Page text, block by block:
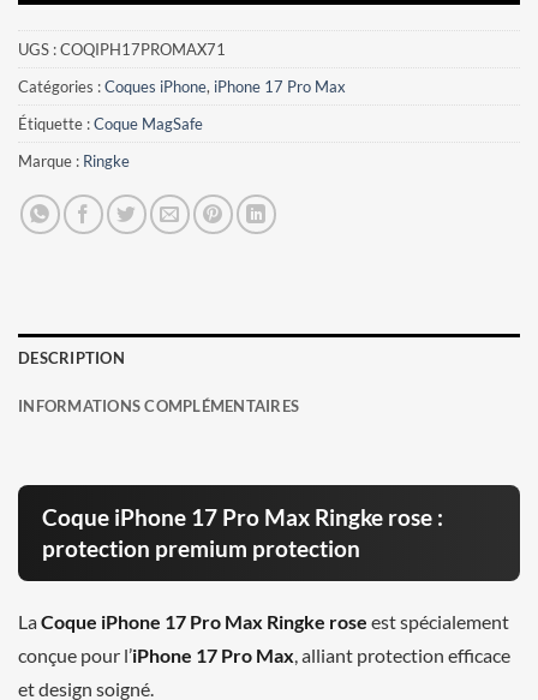
UGS :COQIPH17PROMAX71
Catégories :Coques iPhone, iPhone 17 Pro Max
Étiquette :Coque MagSafe
Marque : Ringke
DESCRIPTION
INFORMATIONS COMPLÉMENTAIRES
Coque iPhone 17 Pro Max Ringke rose :
protection premium protection
LaCoque iPhone 17 Pro Max Ringke rose est spécialement
conçue pour l’iPhone 17 Pro Max , alliant protection efficace
et design soigné.